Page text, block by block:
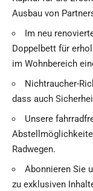
Ausbau von
Im neu
Doppelbett für
im Wohnbereich
Nichtraucher-
dass auch
Unsere
Radwegen.
Abonnieren Sie
zu exklusiven